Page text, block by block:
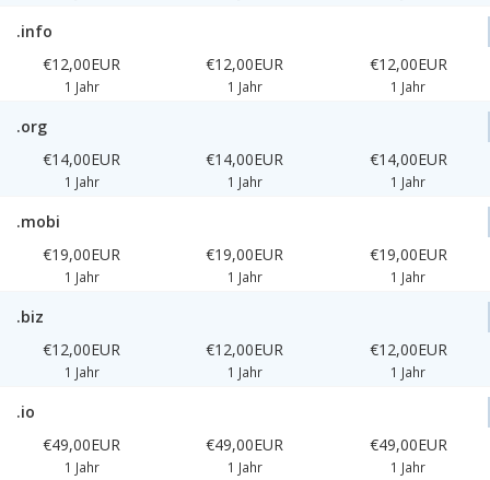
.info
€12,00EUR
1 Jahr
€12,00EUR
1 Jahr
€12,00EUR
1 Jahr
.org
€14,00EUR
1 Jahr
€14,00EUR
1 Jahr
€14,00EUR
1 Jahr
.mobi
€19,00EUR
1 Jahr
€19,00EUR
1 Jahr
€19,00EUR
1 Jahr
.biz
€12,00EUR
1 Jahr
€12,00EUR
1 Jahr
€12,00EUR
1 Jahr
.io
€49,00EUR
1 Jahr
€49,00EUR
1 Jahr
€49,00EUR
1 Jahr